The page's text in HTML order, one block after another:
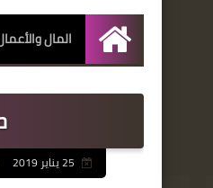
الرئيسية
المال